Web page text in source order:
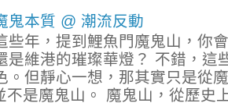
鬼本質 @ 潮流反動
些年，提到鯉魚門魔鬼山，你
是維港的璀璨華燈？ 不錯，這
。但靜心一想，那其實只是從
不是魔鬼山。 魔鬼山，從歷史